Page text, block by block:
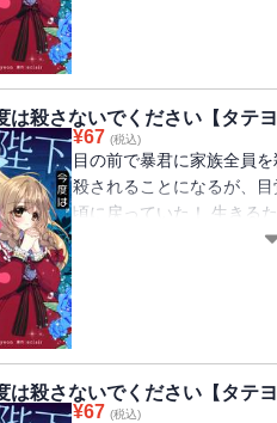
は殺さないでください【タテ
¥67 (税込)
目の前で暴君に家族全員
殺されることになるが、
頃に戻っていた！ 生きる
ルペルトの侍女になるこ
は殺さないでください【タテ
¥67 (税込)